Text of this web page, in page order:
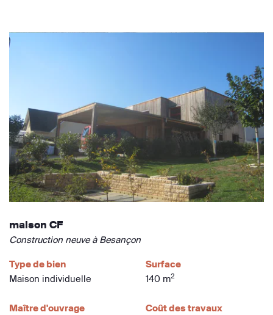
maison CF
Construction neuve à Besançon
Type de bien
Maison individuelle
Surface
140 m2
Maître d'ouvrage
Coût des travaux